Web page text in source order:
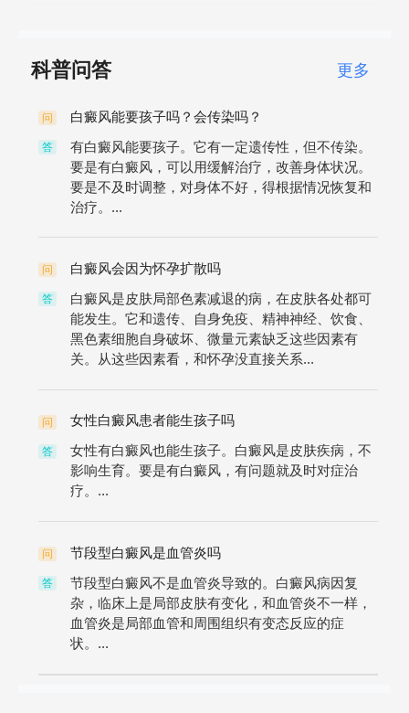
科普问答 更多
问 白癜风能要孩子吗？会传染吗？
答
有白癜风能要孩子。它有一定遗传性，但不传染。
要是有白癜风，可以用缓解治疗，改善身体状况。
要是不及时调整，对身体不好，得根据情况恢复和
治疗。...
问 白癜风会因为怀孕扩散吗
答
白癜风是皮肤局部色素减退的病，在皮肤各处都可
能发生。它和遗传、自身免疫、精神神经、饮食、
黑色素细胞自身破坏、微量元素缺乏这些因素有
关。从这些因素看，和怀孕没直接关系...
问 女性白癜风患者能生孩子吗
答
女性有白癜风也能生孩子。白癜风是皮肤疾病，不
影响生育。要是有白癜风，有问题就及时对症治
疗。...
问 节段型白癜风是血管炎吗
答
节段型白癜风不是血管炎导致的。白癜风病因复
杂，临床上是局部皮肤有变化，和血管炎不一样，
血管炎是局部血管和周围组织有变态反应的症
状。...